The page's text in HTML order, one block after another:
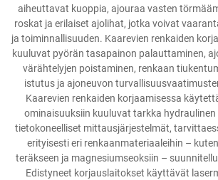
aiheuttavat kuoppia, ajouraa vasten
roskat ja erilaiset ajolihat, jotka voivat
ja toiminnallisuuden. Kaarevien renkaiden
kuuluvat pyörän tasapainon palauttaminen,
värähtelyjen poistaminen, renkaan
istutus ja ajoneuvon
Kaarevien renkaiden korjaamisessa
ominaisuuksiin kuuluvat tarkka
tietokoneelliset mittausjärjestelmät,
erityisesti eri renkaanmateriaaleihin –
teräkseen ja magnesiumseoksiin –
Edistyneet korjauslaitokset käyttävät